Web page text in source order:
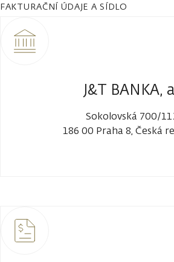
FAKTURAČNÍ ÚDAJE A SÍDLO
J&T BANKA,
Sokolovská 700/
186 00 Praha 8, Česká